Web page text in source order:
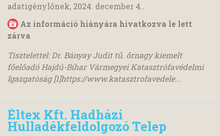
adatigénylőnek, 2024. december 4..
Az információ hiányára hivatkozva le lett
zárva
Tisztelettel: Dr. Bányay Judit tű. őrnagy kiemelt
főelőadó Hajdú-Bihar Vármegyei Katasztrófavédelmi
Igazgatóság [1]https://www.katasztrofavedele...
Éltex Kft. Hadházi
Hulladékfeldolgozó Telep